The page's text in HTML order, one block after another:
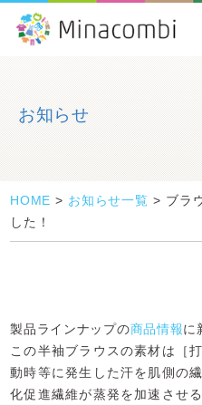
お知らせ
HOME > お知らせ一覧 > ブラ
した！
製品ラインナップの商品情報に
この半袖ブラウスの素材は［
動時等に発生した汗を肌側の
化促進繊維が蒸発を加速させ